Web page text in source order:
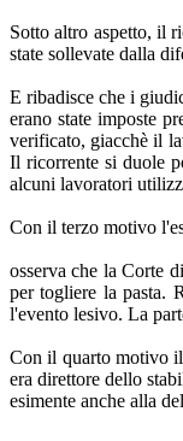
Sotto altro aspetto, il
state sollevate dalla
E ribadisce che i
erano state imposte
verificato, giacchè il
Il ricorrente si duole
alcuni lavoratori
Con il terzo motivo
osserva che la Corte
per togliere la pasta.
l'evento lesivo. La
Con il quarto motivo
era direttore dello
esimente anche alla